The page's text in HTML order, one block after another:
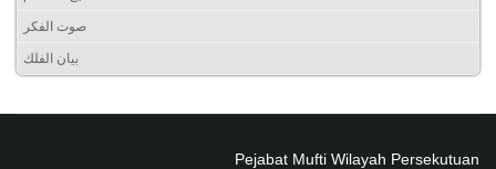
صوت الفكر
بيان الفلك
Pejabat Mufti Wilayah Persekutuan